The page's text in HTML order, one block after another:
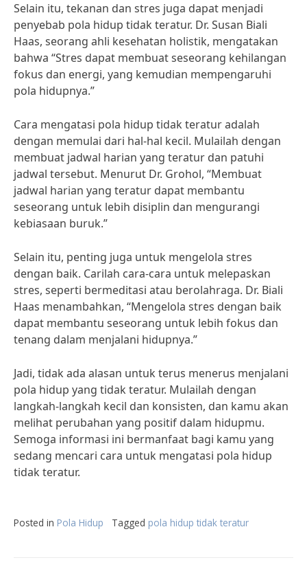
Selain itu, tekanan dan stres juga dapat menjadi
penyebab pola hidup tidak teratur. Dr. Susan Biali
Haas, seorang ahli kesehatan holistik, mengatakan
bahwa “Stres dapat membuat seseorang kehilangan
fokus dan energi, yang kemudian mempengaruhi
pola hidupnya.”
Cara mengatasi pola hidup tidak teratur adalah
dengan memulai dari hal-hal kecil. Mulailah dengan
membuat jadwal harian yang teratur dan patuhi
jadwal tersebut. Menurut Dr. Grohol, “Membuat
jadwal harian yang teratur dapat membantu
seseorang untuk lebih disiplin dan mengurangi
kebiasaan buruk.”
Selain itu, penting juga untuk mengelola stres
dengan baik. Carilah cara-cara untuk melepaskan
stres, seperti bermeditasi atau berolahraga. Dr. Biali
Haas menambahkan, “Mengelola stres dengan baik
dapat membantu seseorang untuk lebih fokus dan
tenang dalam menjalani hidupnya.”
Jadi, tidak ada alasan untuk terus menerus menjalani
pola hidup yang tidak teratur. Mulailah dengan
langkah-langkah kecil dan konsisten, dan kamu akan
melihat perubahan yang positif dalam hidupmu.
Semoga informasi ini bermanfaat bagi kamu yang
sedang mencari cara untuk mengatasi pola hidup
tidak teratur.
Posted in Pola Hidup Tagged pola hidup tidak teratur